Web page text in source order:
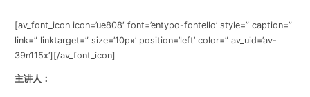
[av_font_icon icon=’ue808′ font=’entypo-fontello’ style=” caption=”
link=” linktarget=” size=’10px’ position=’left’ color=” av_uid=’av-
39n115x’][/av_font_icon]
主讲人：